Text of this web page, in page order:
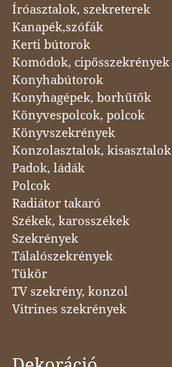
Íróasztalok, szekreterek
Kanapék,szófák
Kerti bútorok
Komódok, cipősszekrények
Konyhabútorok
Konyhagépek, borhűtők
Könyvespolcok, polcok
Könyvszekrények
Konzolasztalok, kisasztalok
Padok, ládák
Polcok
Radiátor takaró
Székek, karosszékek
Szekrények
Tálalószekrények
Tükör
TV szekrény, konzol
Vitrines szekrények